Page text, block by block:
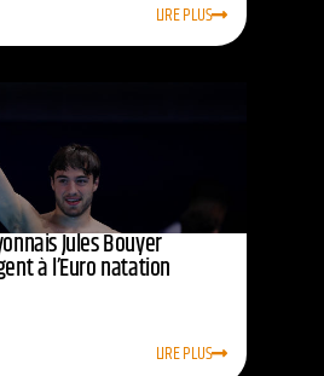
LIRE PLUS
Jules Bouyer
à l’Euro natation
LIRE PLUS